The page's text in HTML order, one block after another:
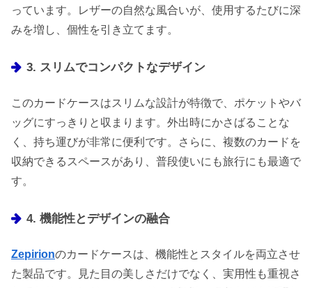
っています。レザーの自然な風合いが、使用するたびに深
みを増し、個性を引き立てます。
3. スリムでコンパクトなデザイン
このカードケースはスリムな設計が特徴で、ポケットやバ
ッグにすっきりと収まります。外出時にかさばることな
く、持ち運びが非常に便利です。さらに、複数のカードを
収納できるスペースがあり、普段使いにも旅行にも最適で
す。
4. 機能性とデザインの融合
Zepirionのカードケースは、機能性とスタイルを両立させ
た製品です。見た目の美しさだけでなく、実用性も重視さ